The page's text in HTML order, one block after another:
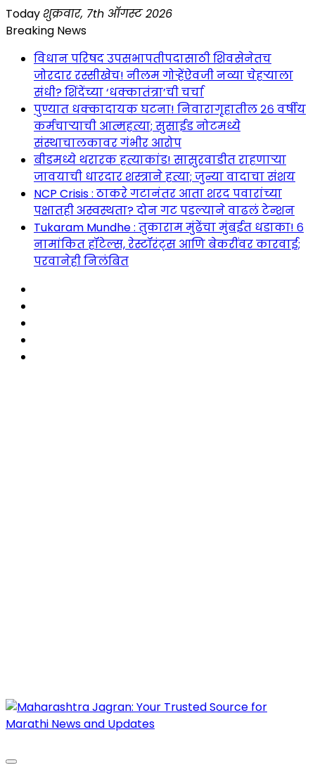
Skip
to
Today शुक्रवार, 7th ऑगस्ट 2026
Breaking News
विधान परिषद उपसभापतीपदासाठी शिवसेनेतच
जोरदार रस्सीखेच! नीलम गोऱ्हेंऐवजी नव्या चेहऱ्याला
संधी? शिंदेंच्या ‘धक्कातंत्रा’ची चर्चा
पुण्यात धक्कादायक घटना! निवारागृहातील २६ वर्षीय
कर्मचाऱ्याची आत्महत्या; सुसाईड नोटमध्ये
संस्थाचालकावर गंभीर आरोप
बीडमध्ये थरारक हत्याकांड! सासुरवाडीत राहणाऱ्या
जावयाची धारदार शस्त्राने हत्या; जुन्या वादाचा संशय
NCP Crisis : ठाकरे गटानंतर आता शरद पवारांच्या
पक्षातही अस्वस्थता? दोन गट पडल्याने वाढलं टेन्शन
Tukaram Mundhe : तुकाराम मुंढेंचा मुंबईत धडाका! ६
नामांकित हॉटेल्स, रेस्टॉरंट्स आणि बेकरींवर कारवाई;
परवानेही निलंबित
Maharashtra Jagran : Your Trusted Companion